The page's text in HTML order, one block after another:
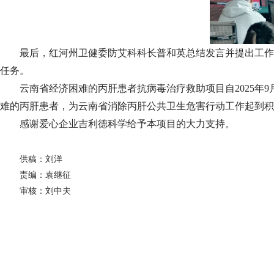
最后，红河州卫健委防艾科科长普和英总结发言并提出工
任务。
云南省经济困难的丙肝患者抗病毒治疗救助项目自2025年
难的丙肝患者，为云南省消除丙肝公共卫生危害行动工作起到
感谢爱心企业吉利德科学给予本项目的大力支持。
供稿：刘洋
责编：袁继征
审核：刘中夫